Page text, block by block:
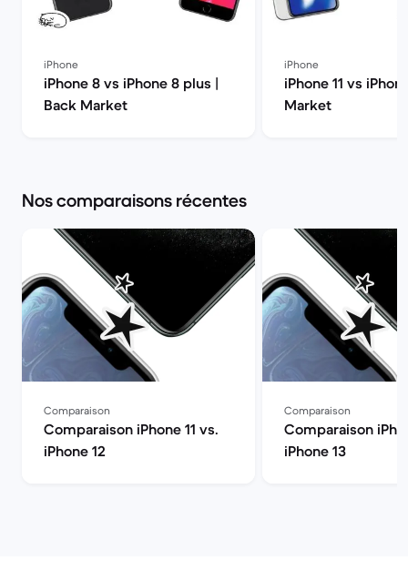
iPhone
iPhone 8 vs iPhone 8 plus |
Back Market
iPhone
iPhone 11 vs
Market
Nos comparaisons récentes
Comparaison
Comparaison iPhone 11 vs.
iPhone 12
Comparaison
Comparaison
iPhone 13